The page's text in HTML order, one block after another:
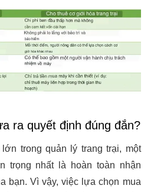
ra quyết định đúng đắn?
trong quản lý trang trại, một
trọng nhất là hoàn toàn nhận
bạn. Vì vậy, việc lựa chọn mua